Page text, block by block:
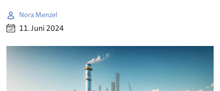
Nora Menzel
11. Juni 2024